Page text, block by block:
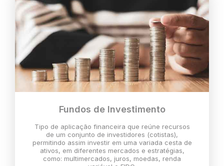
Fundos de Investimento
Tipo de aplicação financeira que reúne recursos
de um conjunto de investidores (cotistas),
permitindo assim investir em uma variada cesta de
ativos, em diferentes mercados e estratégias,
como: multimercados, juros, moedas, renda